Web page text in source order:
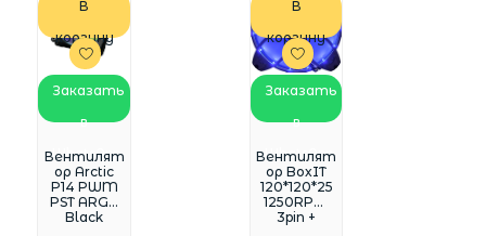
В
корзину
Заказать
в
WhatsApp
Вентилят
ор Arctic
P14 PWM
PST ARGB
Black
В
корзину
Заказать
в
WhatsApp
Вентилят
ор BoxIT
120*120*25
1250RPM
3pin +